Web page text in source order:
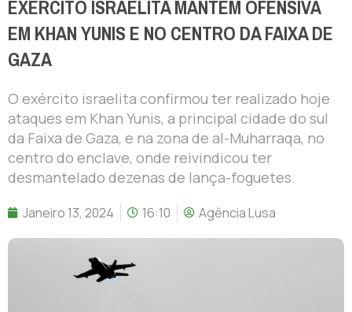
EXÉRCITO ISRAELITA MANTÉM OFENSIVA
EM KHAN YUNIS E NO CENTRO DA FAIXA DE
GAZA
O exército israelita confirmou ter realizado hoje
ataques em Khan Yunis, a principal cidade do sul
da Faixa de Gaza, e na zona de al-Muharraqa, no
centro do enclave, onde reivindicou ter
desmantelado dezenas de lança-foguetes.
Janeiro 13, 2024 16:10 Agência Lusa